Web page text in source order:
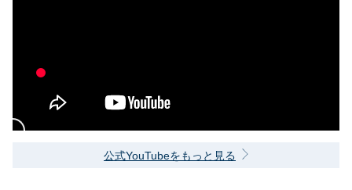
公式YouTubeをもっと見る